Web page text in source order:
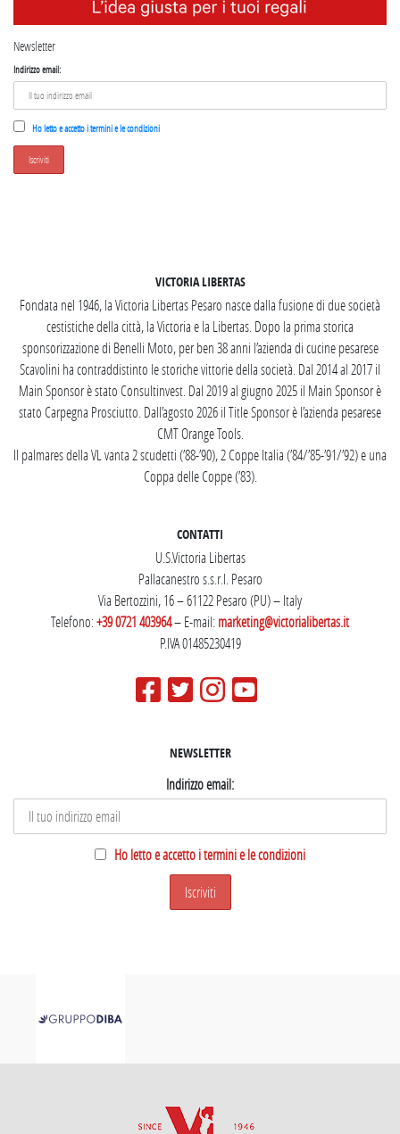
Newsletter
Indirizzo email:
Ho letto e accetto i termini e le condizioni
VICTORIA LIBERTAS
Fondata nel 1946, la Victoria Libertas Pesaro nasce dalla fusione di due società
cestistiche della città, la Victoria e la Libertas. Dopo la prima storica
sponsorizzazione di Benelli Moto, per ben 38 anni l’azienda di cucine pesarese
Scavolini ha contraddistinto le storiche vittorie della società. Dal 2014 al 2017 il
Main Sponsor è stato Consultinvest. Dal 2019 al giugno 2025 il Main Sponsor è
stato Carpegna Prosciutto. Dall’agosto 2026 il Title Sponsor è l’azienda pesarese
CMT Orange Tools.
Il palmares della VL vanta 2 scudetti (’88-’90), 2 Coppe Italia (’84/’85-’91/’92) e una
Coppa delle Coppe (’83).
CONTATTI
U.S.Victoria Libertas
Pallacanestro s.s.r.l. Pesaro
Via Bertozzini, 16 – 61122 Pesaro (PU) – Italy
Telefono:+39 0721 403964– E-mail:marketing@victorialibertas.it
P.IVA 01485230419
NEWSLETTER
Indirizzo email:
Ho letto e accetto i termini e le condizioni